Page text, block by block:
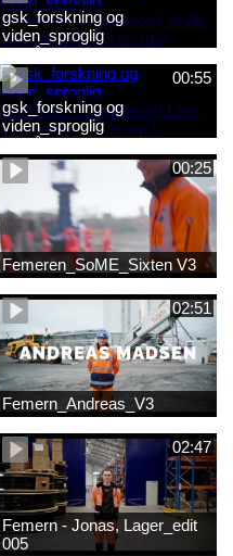
gsk_forskning og
viden_sproglig
forståelse_Samtalekort Snak
med dit barn 2-6 år.mp3
00:55
gsk_forskning og
viden_sproglig
forståelse_Samtalekort Læs,
lyt og skriv 3-6 år.mp3
00:25
Femeren_SoME_Sixten V3
02:51
Femern_Andreas_V3
02:47
Femern - Jonas, Lager_edit
005